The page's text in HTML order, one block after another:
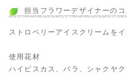
担当フラワーデザイナーのコ
ストロベリーアイスクリームを
使用花材
ハイビスカス、バラ、シャクヤ